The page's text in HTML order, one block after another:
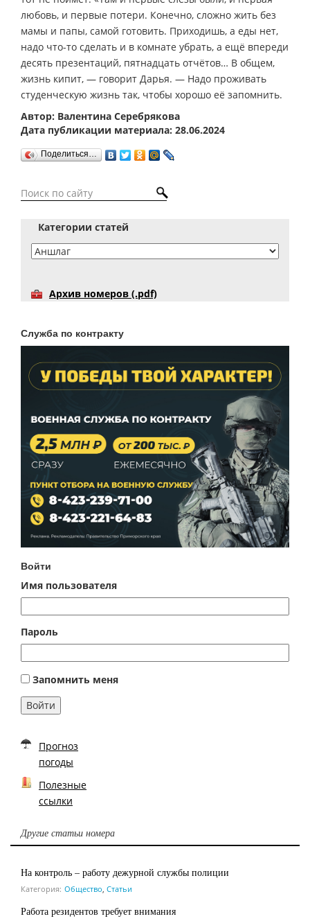
любовь, и первые потери. Конечно, сложно жить без
мамы и папы, самой готовить. Приходишь, а еды нет,
надо что-то сделать и в комнате убрать, а ещё впереди
десять презентаций, пятнадцать отчётов… В общем,
жизнь кипит, — говорит Дарья. — Надо проживать
студенческую жизнь так, чтобы хорошо её запомнить.
Автор: Валентина Серебрякова
Дата публикации материала: 28.06.2024
Поделиться…
Категории статей
Архив номеров (.pdf)
Служба по контракту
Войти
Имя пользователя
Пароль
Запомнить меня
Войти
Прогноз
погоды
Полезные
ссылки
Другие статьи номера
На контроль – работу дежурной службы полиции
Категория: Общество Статьи
Работа резидентов требует внимания